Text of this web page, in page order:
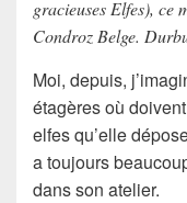
gracieuses Elfes), ce
Condroz Belge.
Moi, depuis,
étagères où
elfes qu’elle
a toujours
dans son atelier.